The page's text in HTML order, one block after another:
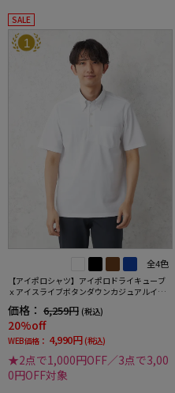
SALE
1
全4色
【アイポロシャツ】アイポロドライキューブ
ｘアイスライブボタンダウンカジュアルイン
夏
価格： 6,259円 (税込)
20%off
WEB価格： 4,990円 (税込)
★2点で1,000円OFF／3点で3,00
0円OFF対象